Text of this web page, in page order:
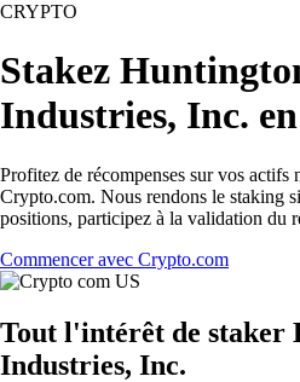
CRYPTO
Stakez
Industries, Inc.
Profitez de récompenses sur vos actifs
Crypto.com. Nous rendons le staking
positions, participez à la validation du
Commencer avec Crypto.com
Tout l'intérêt de staker
Industries, Inc.